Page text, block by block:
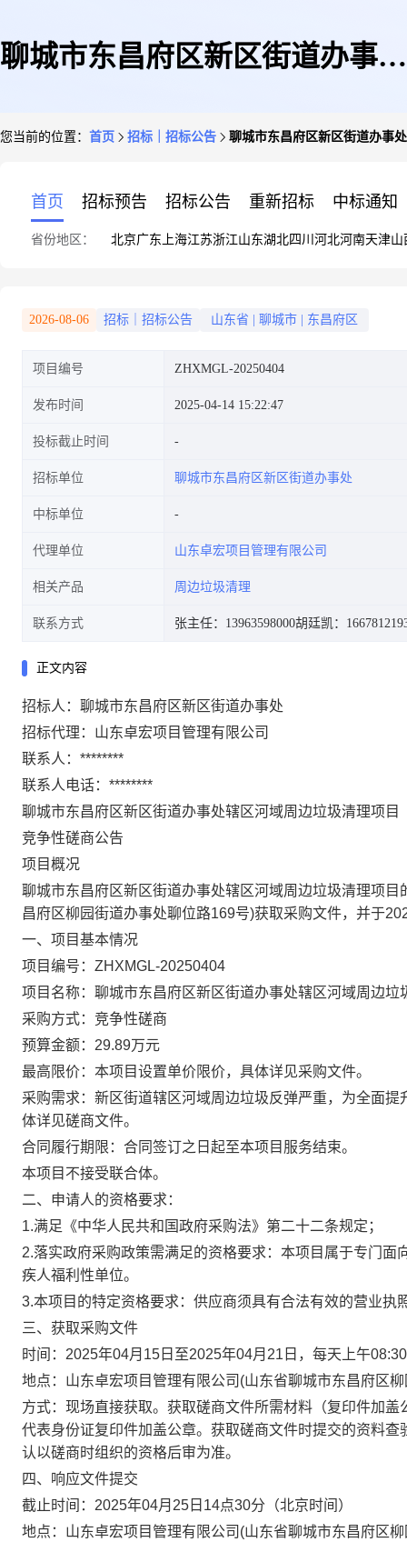
聊城市东昌府区新区街道办事处
您当前的位置： 首页 招标｜招标公告 聊城市东昌府区新区街道办事
首页 招标预告 招标公告 重新招标 中标通知
省份地区： 北京广东 上海江苏浙江山东湖北四川 河北河南天津山
2026-08-06 招标｜招标公告 山东省 聊城市 东昌府区
项目编号 ZHXMGL-20250404
发布时间 2025-04-14 15:22:47
投标截止时间
招标单位 聊城市东昌府区新区街道办事处
中标单位
代理单位 山东卓宏项目管理有限公司
相关产品 周边垃圾清理
联系方式 张主任：13963598000胡廷凯：
正文内容
招标人：聊城市东昌府区新区街道办事处
招标代理：山东卓宏项目管理有限公司
联系人：********
联系人电话：********
聊城市东昌府区新区街道办事处辖区河域周边垃圾清理项目
竞争性磋商公告
项目概况
聊城市东昌府区新区街道办事处辖区河域周边垃圾清理项
昌府区柳园街道办事处聊位路169号)获取采购文件，并于20
一、项目基本情况
项目编号： ZHXMGL-20250404
项目名称： 聊城市东昌府区新区街道办事处辖区河域周边垃
采购方式：竞争性磋商
预算金额：29.89万元
最高限价：本项目设置单价限价，具体详见采购文件。
采购需求：新区街道辖区河域周边垃圾反弹严重，为全面
体详见磋商文件。
合同履行期限：合同签订之日起至本项目服务结束。
本项目不接受联合体。
二、申请人的资格要求：
1.满足《中华人民共和国政府采购法》第二十二条规定；
2.落实政府采购政策需满足的资格要求：本项目属于专门
疾人福利性单位。
3.本项目的特定资格要求：供应商须具有合法有效的营业执
三、获取采购文件
时间：2025年04月15日至2025年04月 21日，每天上午08:30
地点：山东卓宏项目管理有限公司(山东省聊城市东昌府区
方式：现场直接获取。获取磋商文件所需材料（复印件加
代表身份证复印件加盖公章。获取磋商文件时提交的资料
认以磋商时组织的资格后审为准。
四、响应文件提交
截止时间： 2025年04月 25 日 14点30分（北京时间）
地点：山东卓宏项目管理有限公司(山东省聊城市东昌府区